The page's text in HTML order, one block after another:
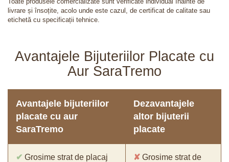
livrare și însoțite, acolo unde este cazul, de certificat de calitate sau
etichetă cu specificații tehnice.
Avantajele Bijuteriilor Placate cu
Aur SaraTremo
Avantajele bijuteriilor
placate cu aur
SaraTremo
Dezavantajele
altor bijuterii
placate
✔ Grosime strat de placaj
✘ Grosime strat de